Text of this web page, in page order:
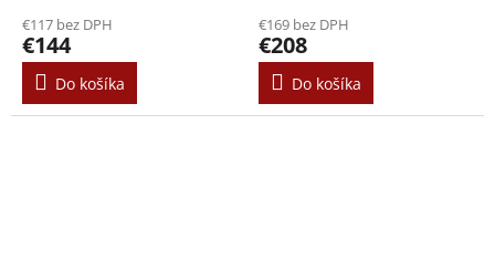
€117 bez DPH
€144
Do košíka
€169 bez DPH
€208
Do košíka